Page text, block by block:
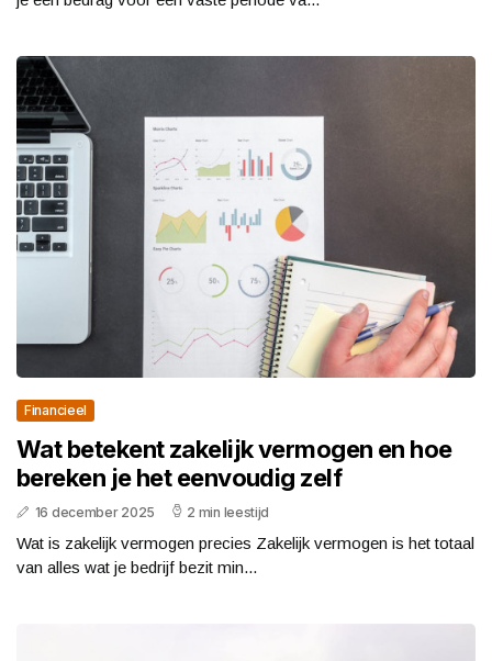
Financieel
Wat betekent zakelijk vermogen en hoe
bereken je het eenvoudig zelf
16 december 2025 2 min leestijd
Wat is zakelijk vermogen precies Zakelijk vermogen is het totaal
van alles wat je bedrijf bezit min...